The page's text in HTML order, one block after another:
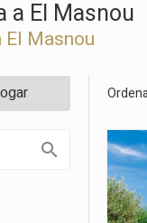
a El Masnou
El Masnou